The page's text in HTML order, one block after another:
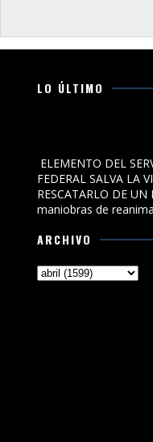
LO ÚLTIMO
ELEMENTO DEL
FEDERAL SALVA LA
RESCATARLO DE
maniobras de
ARCHIVO